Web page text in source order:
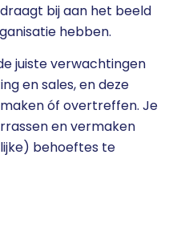
bij aan het beeld
hebben.
juiste verwachtingen
en sales, en deze
óf overtreffen. Je
en vermaken
behoeftes te